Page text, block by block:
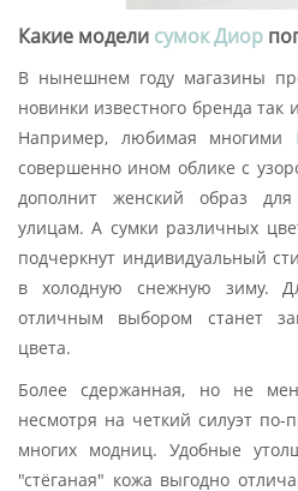
Какие модели сумок Диор
В нынешнем году магазины
новинки известного бренда так
Например, любимая многими
совершенно ином облике с
дополнит женский образ
улицам. А сумки различных
подчеркнут индивидуальный
в холодную снежную зиму.
отличным выбором станет
цвета.
Более сдержанная, но не
несмотря на четкий силуэт по-
многих модниц. Удобные
"стёганая" кожа выгодно